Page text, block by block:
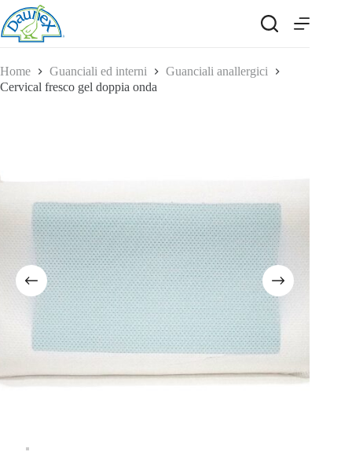
Salta
al
contenuto
Home Guanciali ed interni
Guanciali anallergici
Cervical fresco gel doppia onda